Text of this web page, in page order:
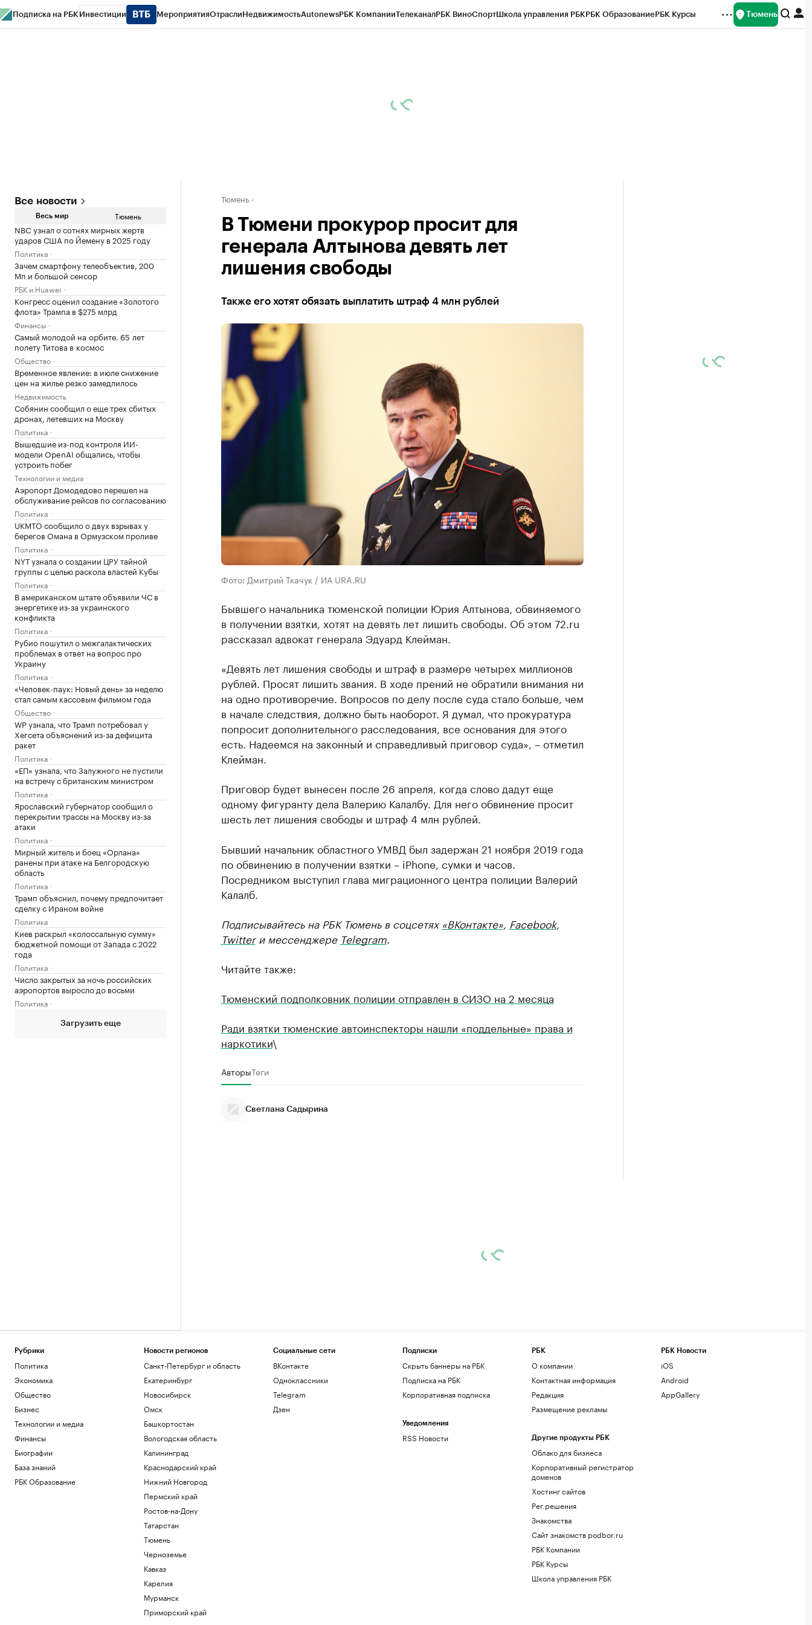
Подписка на РБК Инвестиции МероприятияОтраслиНедвижимостьAutonewsРБК КомпанииТелеканалРБК ВиноСпортШкола управления РБКРБК ОбразованиеРБК Курсы Тюмень
Все новости
Весь мир Тюмень
NBC узнал о сотнях мирных жертв
ударов США по Йемену в 2025 году
Политика
Зачем смартфону телеобъектив, 200
Мп и большой сенсор
РБК и Huawei
Конгресс оценил создание «Золотого
флота» Трампа в $275 млрд
Финансы
Самый молодой на орбите. 65 лет
полету Титова в космос
Общество
Временное явление: в июле снижение
цен на жилье резко замедлилось
Недвижимость
Собянин сообщил о еще трех сбитых
дронах, летевших на Москву
Политика
Вышедшие из-под контроля ИИ-
модели OpenAI общались, чтобы
устроить побег
Технологии и медиа
Аэропорт Домодедово перешел на
обслуживание рейсов по согласованию
Политика
UKMTO сообщило о двух взрывах у
берегов Омана в Ормузском проливе
Политика
NYT узнала о создании ЦРУ тайной
группы с целью раскола властей Кубы
Политика
В американском штате объявили ЧС в
энергетике из-за украинского
конфликта
Политика
Рубио пошутил о межгалактических
проблемах в ответ на вопрос про
Украину
Политика
«Человек-паук: Новый день» за неделю
стал самым кассовым фильмом года
Общество
WP узнала, что Трамп потребовал у
Хегсета объяснений из-за дефицита
ракет
Политика
«ЕП» узнала, что Залужного не пустили
на встречу с британским министром
Политика
Ярославский губернатор сообщил о
перекрытии трассы на Москву из-за
атаки
Политика
Мирный житель и боец «Орлана»
ранены при атаке на Белгородскую
область
Политика
Трамп объяснил, почему предпочитает
сделку с Ираном войне
Политика
Киев раскрыл «колоссальную сумму»
бюджетной помощи от Запада с 2022
года
Политика
Число закрытых за ночь российских
аэропортов выросло до восьми
Политика
Загрузить еще
Тюмень
В Тюмени прокурор просит для
генерала Алтынова девять лет
лишения свободы
Также его хотят обязать выплатить штраф 4 млн рублей
Фото: Дмитрий Ткачук / ИА URA.RU
Бывшего начальника тюменской полиции Юрия Алтынова, обвиняемого
в получении взятки, хотят на девять лет лишить свободы. Об этом 72.ru
рассказал адвокат генерала Эдуард Клейман.
«Девять лет лишения свободы и штраф в размере четырех миллионов
рублей. Просят лишить звания. В ходе прений не обратили внимания ни
на одно противоречие. Вопросов по делу после суда стало больше, чем
в начале следствия, должно быть наоборот. Я думал, что прокуратура
попросит дополнительного расследования, все основания для этого
есть. Надеемся на законный и справедливый приговор суда», – отметил
Клейман.
Приговор будет вынесен после 26 апреля, когда слово дадут еще
одному фигуранту дела Валерию Калалбу. Для него обвинение просит
шесть лет лишения свободы и штраф 4 млн рублей.
Бывший начальник областного УМВД был задержан 21 ноября 2019 года
по обвинению в получении взятки – iPhone, сумки и часов.
Посредником выступил глава миграционного центра полиции Валерий
Калалб.
Подписывайтесь на РБК Тюмень в соцсетях«ВКонтакте», Facebook,
Twitterи мессенджере Telegram.
Читайте также:
Тюменский подполковник полиции отправлен в СИЗО на 2 месяца
Ради взятки тюменские автоинспекторы нашли «поддельные» права и
наркотики\
АвторыТеги
Светлана Садырина
Рубрики
Политика
Экономика
Общество
Бизнес
Технологии и медиа
Финансы
Биографии
База знаний
РБК Образование
Новости регионов
Санкт-Петербург и область
Екатеринбург
Новосибирск
Омск
Башкортостан
Вологодская область
Калининград
Краснодарский край
Нижний Новгород
Пермский край
Ростов-на-Дону
Татарстан
Тюмень
Черноземье
Кавказ
Карелия
Мурманск
Приморский край
Социальные сети
ВКонтакте
Одноклассники
Telegram
Дзен
Подписки
Скрыть баннеры на РБК
Подписка на РБК
Корпоративная подписка
Уведомления
RSS Новости
РБК
О компании
Контактная информация
Редакция
Размещение рекламы
Другие продукты РБК
Облако для бизнеса
Корпоративный регистратор
доменов
Хостинг сайтов
Рег.решения
Знакомства
Сайт знакомств podbor.ru
РБК Компании
РБК Курсы
Школа управления РБК
РБК Новости
iOS
Android
AppGallery